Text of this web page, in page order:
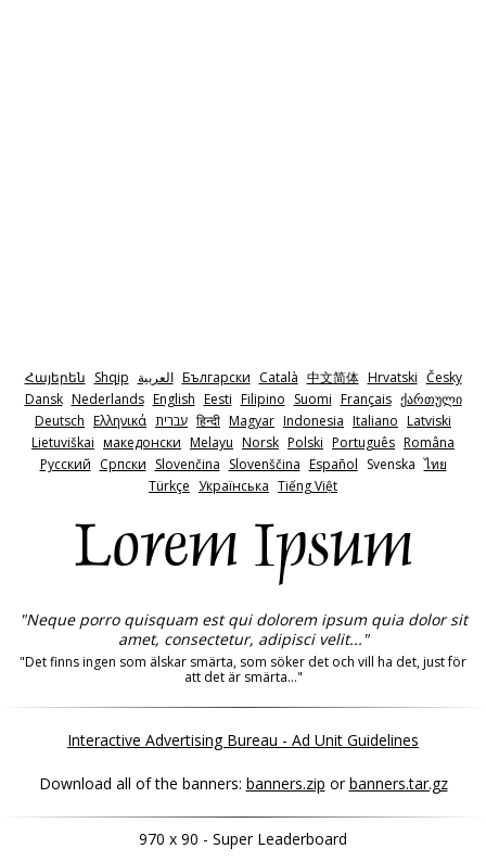
Հայերեն Shqip ‫العربية Български Català 中文简体 Hrvatski Česky
Dansk Nederlands English Eesti Filipino Suomi Français ქართული
Deutsch Ελληνικά ‫עברית हिन्दी Magyar Indonesia Italiano Latviski
Lietuviškai македонски Melayu Norsk Polski Português Româna
Pyccкий Српски Slovenčina Slovenščina Español Svenska ไทย
Türkçe Українська Tiếng Việt
Lorem Ipsum
"Neque porro quisquam est qui dolorem ipsum quia dolor sit
amet, consectetur, adipisci velit..."
"Det finns ingen som älskar smärta, som söker det och vill ha det, just för
att det är smärta..."
Interactive Advertising Bureau - Ad Unit Guidelines
Download all of the banners: banners.zip orbanners.tar.gz
970 x 90 - Super Leaderboard